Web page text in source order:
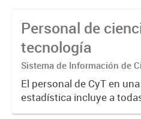
Personal de
tecnología
Sistema de Información de
Tecnología Argentino
El personal de CyT en
estadística incluye a
personas involucradas